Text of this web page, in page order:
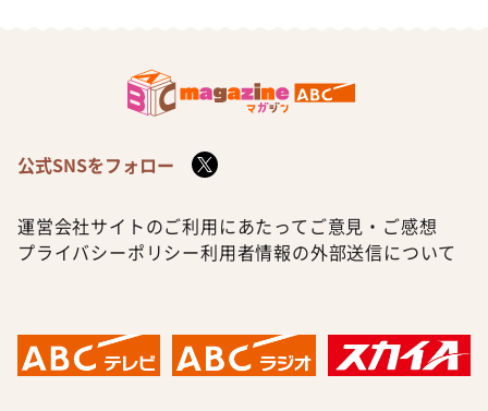
公式SNSをフォロー
運営会社サイトのご利用にあたって ご意見・ご感想
プライバシーポリシー利用者情報の外部送信について